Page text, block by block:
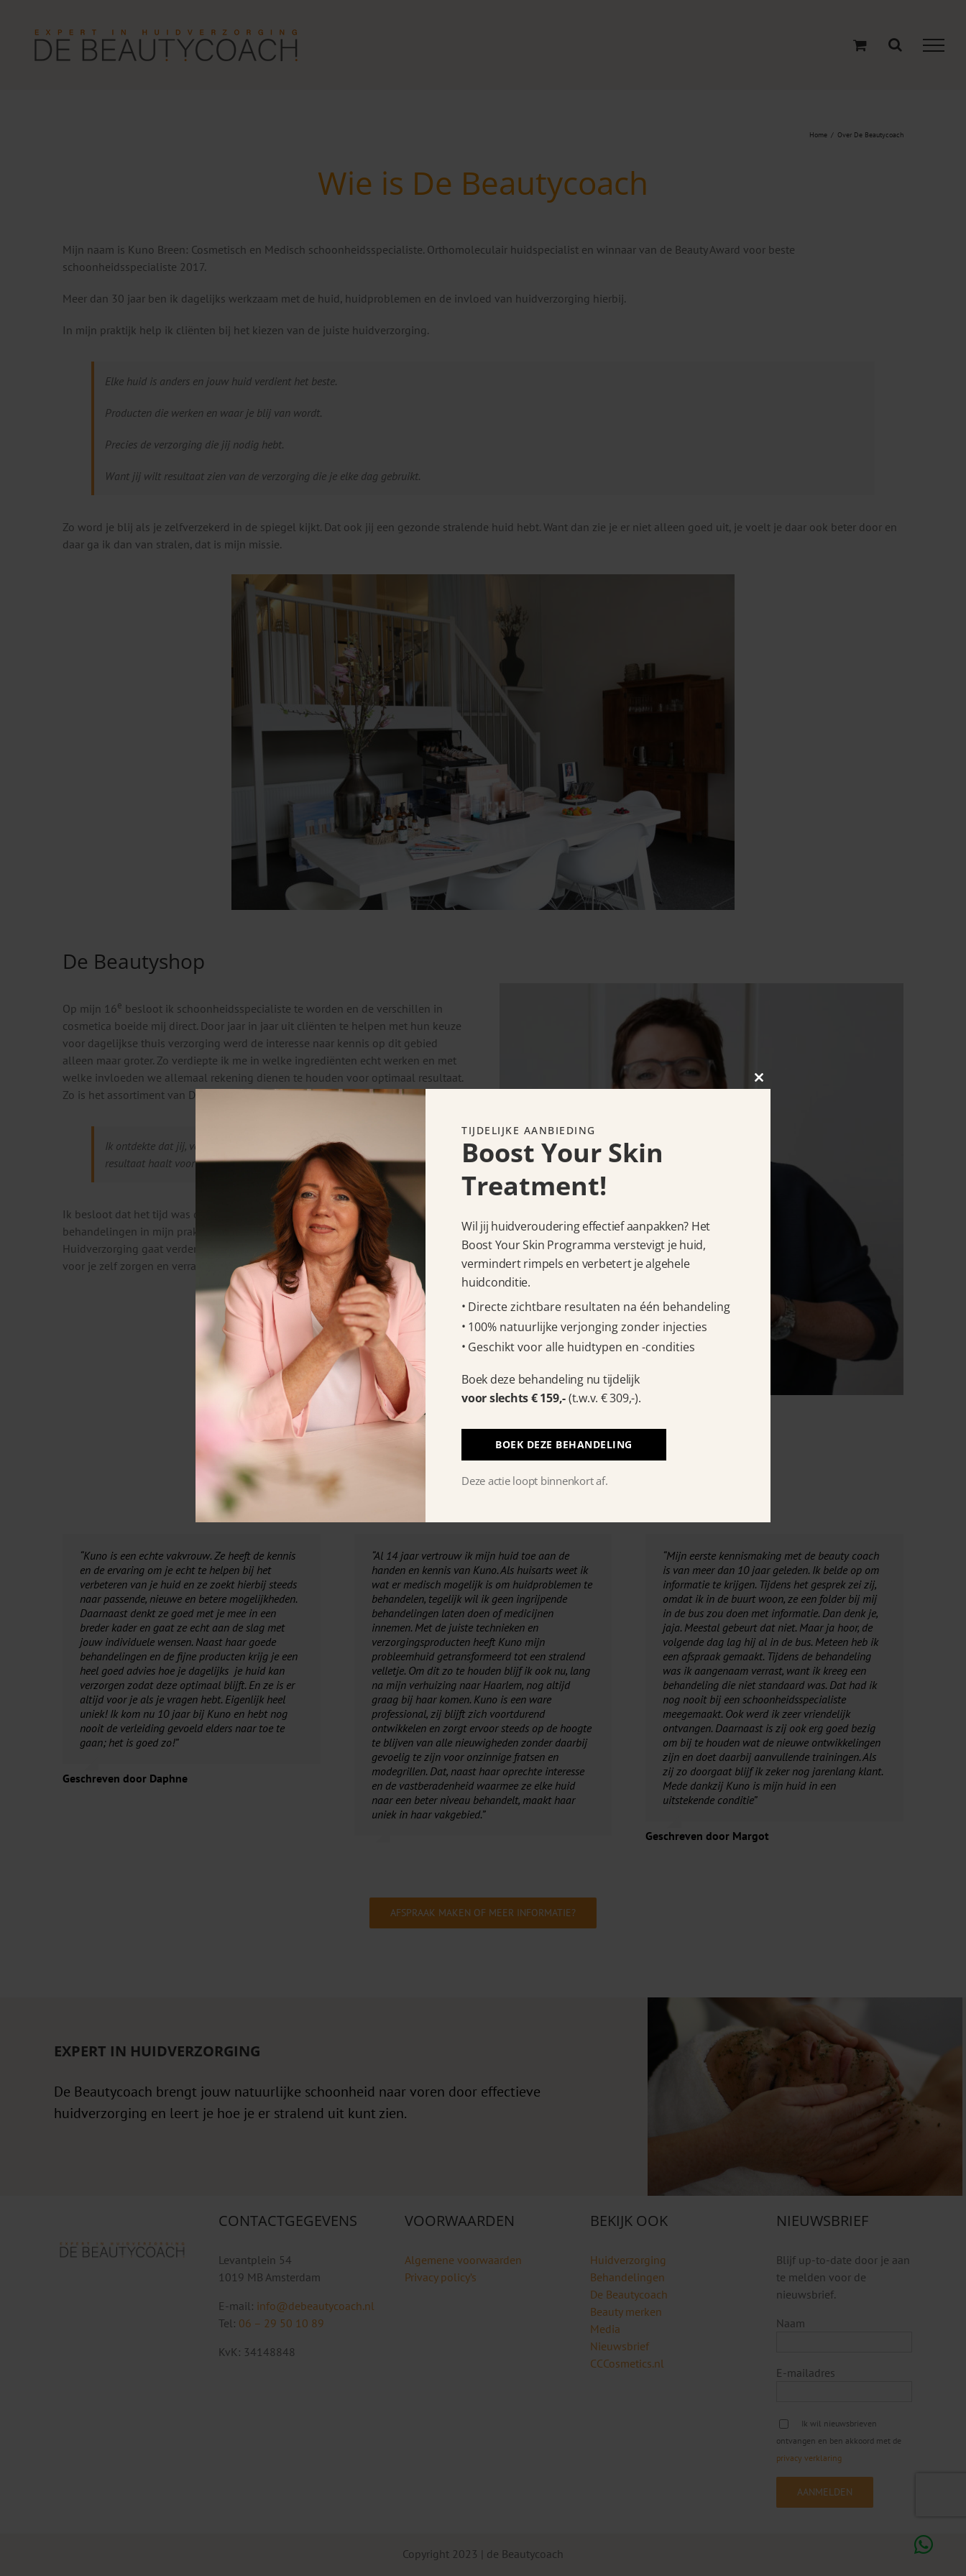
Home Over De Beautycoach
Wie is De Beautycoach
Mijn naam is Kuno Breen: Cosmetisch en Medisch schoonheidsspecialiste. Orthomoleculair huidspecialist en winnaar van de Beauty Award voor beste
schoonheidsspecialiste 2017.
Meer dan 30 jaar ben ik dagelijks werkzaam met de huid, huidproblemen en de invloed van huidverzorging hierbij.
In mijn praktijk help ik cliënten bij het kiezen van de juiste huidverzorging.
Elke huid is anders en jouw huid verdient het beste.
Producten die werken en waar je blij van wordt.
Precies de verzorging die jij nodig hebt.
Want jij wilt resultaat zien van de verzorging die je elke dag gebruikt.
Zo word je blij als je zelfverzekerd in de spiegel kijkt. Dat ook jij een gezonde stralende huid hebt. Want dan zie je er niet alleen goed uit, je voelt je daar ook beter door en
daar ga ik dan van stralen, dat is mijn missie.
De Beautyshop
Op mijn 16e besloot ik schoonheidsspecialiste te worden en de verschillen in
cosmetica boeide mij direct. Door jaar in jaar uit cliënten te helpen met hun keuze
voor dagelijkse thuis verzorging werd de interesse naar kennis op dit gebied
alleen maar groter. Zo verdiepte ik me in welke ingrediënten echt werken en met
welke invloeden we allemaal rekening dienen te houden voor optimaal resultaat.
Zo is het assortiment van De Beautyshop ontstaan.
Ik ontdekte dat jij, vooral met je dagelijkse verzorging het beste
resultaat haalt voor een huid in topconditie.
Ik besloot dat het tijd was dit niet alleen te delen met degene die voor
behandelingen in mijn praktijk komen maar dat alle vrouwen dit verdienen.
Huidverzorging gaat verder dan er alleen goed uit willen zien. Het gaat om goed
voor je zelf zorgen en verrast te worden met het resultaat in de spiegel.
Recensies
“Kuno is een echte vakvrouw. Ze heeft de kennis
en de ervaring om je echt te helpen bij het
verbeteren van je huid en ze zoekt hierbij steeds
naar passende, nieuwe en betere mogelijkheden.
Daarnaast denkt ze goed met je mee in een
breder kader en gaat ze echt aan de slag met
jouw individuele wensen. Naast haar goede
behandelingen en de fijne producten krijg je een
heel goed advies hoe je dagelijks je huid kan
verzorgen zodat deze optimaal blijft. En ze is er
altijd voor je als je vragen hebt. Eigenlijk heel
uniek! Ik kom nu 10 jaar bij Kuno en hebt nog
nooit de verleiding gevoeld elders naar toe te
gaan; het is goed zo!”
Geschreven door Daphne
“Al 14 jaar vertrouw ik mijn huid toe aan de
handen en kennis van Kuno. Als huisarts weet ik
wat er medisch mogelijk is om huidproblemen te
behandelen, tegelijk wil ik geen ingrijpende
behandelingen laten doen of medicijnen
innemen. Met de juiste technieken en
verzorgingsproducten heeft Kuno mijn
probleemhuid getransformeerd tot een stralend
velletje. Om dit zo te houden blijf ik ook nu, lang
na mijn verhuizing naar Haarlem, nog altijd
graag bij haar komen. Kuno is een ware
professional, zij blijft zich voortdurend
ontwikkelen en zorgt ervoor steeds op de hoogte
te blijven van alle nieuwigheden zonder daarbij
gevoelig te zijn voor onzinnige fratsen en
modegrillen. Dat, naast haar oprechte interesse
en de vastberadenheid waarmee ze elke huid
naar een beter niveau behandelt, maakt haar
uniek in haar vakgebied.”
“Mijn eerste kennismaking met de beauty coach
is van meer dan 10 jaar geleden. Ik belde op om
informatie te krijgen. Tijdens het gesprek zei zij,
omdat ik in de buurt woon, ze een folder bij mij
in de bus zou doen met informatie. Dan denk je,
jaja. Meestal gebeurt dat niet. Maar ja hoor, de
volgende dag lag hij al in de bus. Meteen heb ik
een afspraak gemaakt. Tijdens de behandeling
was ik aangenaam verrast, want ik kreeg een
behandeling die niet standaard was. Dat had ik
nog nooit bij een schoonheidsspecialiste
meegemaakt. Ook werd ik zeer vriendelijk
ontvangen. Daarnaast is zij ook erg goed bezig
om bij te houden wat de nieuwe ontwikkelingen
zijn en doet daarbij aanvullende trainingen. Als
zij zo doorgaat blijf ik zeker nog jarenlang klant.
Mede dankzij Kuno is mijn huid in een
uitstekende conditie”
Geschreven door Margot
AFSPRAAK MAKEN OF MEER INFORMATIE?
EXPERT IN HUIDVERZORGING
De Beautycoach brengt jouw natuurlijke schoonheid naar voren door effectieve
huidverzorging en leert je hoe je er stralend uit kunt zien.
CONTACTGEGEVENS
Levantplein 54
1019 MB Amsterdam
E-mail: info@debeautycoach.nl
Tel: 06 – 29 50 10 89
KvK: 34148848
VOORWAARDEN
Algemene voorwaarden
Privacy policy’s
BEKIJK OOK
Huidverzorging
Behandelingen
De Beautycoach
Beauty merken
Media
Nieuwsbrief
CCCosmetics.nl
NIEUWSBRIEF
Blijf up-to-date door je aan
te melden voor de
nieuwsbrief.
Naam
E-mailadres
Ik wil nieuwsbrieven
ontvangen en ben akkoord met de
privacy verklaring
Copyright 2023 | de Beautycoach
Close
TIJDELIJKE AANBIEDING
Boost Your Skin
Treatment!
Wil jij huidveroudering effectief aanpakken? Het
Boost Your Skin Programma verstevigt je huid,
vermindert rimpels en verbetert je algehele
huidconditie.
Directe zichtbare resultaten na één behandeling
100% natuurlijke verjonging zonder injecties
Geschikt voor alle huidtypen en -condities
Boek deze behandeling nu tijdelijk
voor slechts € 159,-(t.w.v. € 309,-).
BOEK DEZE BEHANDELING
Deze actie loopt binnenkort af.